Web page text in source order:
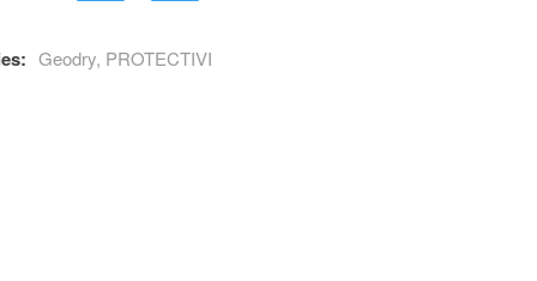
Geodry, PROTECTIVI